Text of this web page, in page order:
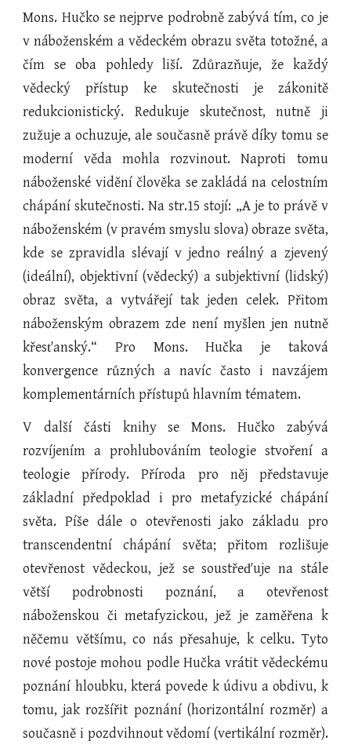
Mons. Hučko se nejprve podrobně zabývá tím, co je
v náboženském a vědeckém obrazu světa totožné, a
čím se oba pohledy liší. Zdůrazňuje, že každý
vědecký přístup ke skutečnosti je zákonitě
redukcionistický. Redukuje skutečnost, nutně ji
zužuje a ochuzuje, ale současně právě díky tomu se
moderní věda mohla rozvinout. Naproti tomu
náboženské vidění člověka se zakládá na celostním
chápání skutečnosti. Na str.15 stojí: „A je to právě v
náboženském (v pravém smyslu slova) obraze světa,
kde se zpravidla slévají v jedno reálný a zjevený
(ideální), objektivní (vědecký) a subjektivní (lidský)
obraz světa, a vytvářejí tak jeden celek. Přitom
náboženským obrazem zde není myšlen jen nutně
křesťanský.“ Pro Mons. Hučka je taková
konvergence různých a navíc často i navzájem
komplementárních přístupů hlavním tématem.
V další části knihy se Mons. Hučko zabývá
rozvíjením a prohlubováním teologie stvoření a
teologie přírody. Příroda pro něj představuje
základní předpoklad i pro metafyzické chápání
světa. Píše dále o otevřenosti jako základu pro
transcendentní chápání světa; přitom rozlišuje
otevřenost vědeckou, jež se soustřeďuje na stále
větší podrobnosti poznání, a otevřenost
náboženskou či metafyzickou, jež je zaměřena k
něčemu většímu, co nás přesahuje, k celku. Tyto
nové postoje mohou podle Hučka vrátit vědeckému
poznání hloubku, která povede k údivu a obdivu, k
tomu, jak rozšířit poznání (horizontální rozměr) a
současně i pozdvihnout vědomí (vertikální rozměr).